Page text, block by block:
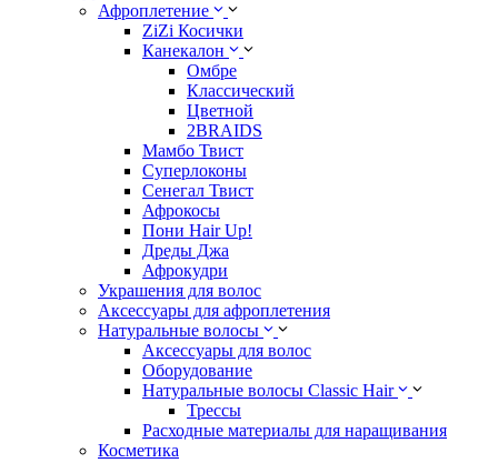
Афроплетение
ZiZi Косички
Канекалон
Омбре
Классический
Цветной
2BRAIDS
Мамбо Твист
Суперлоконы
Сенегал Твист
Афрокосы
Пони Hair Up!
Дреды Джа
Афрокудри
Украшения для волос
Аксессуары для афроплетения
Натуральные волосы
Аксессуары для волос
Оборудование
Натуральные волосы Classic Hair
Трессы
Расходные материалы для наращивания
Косметика